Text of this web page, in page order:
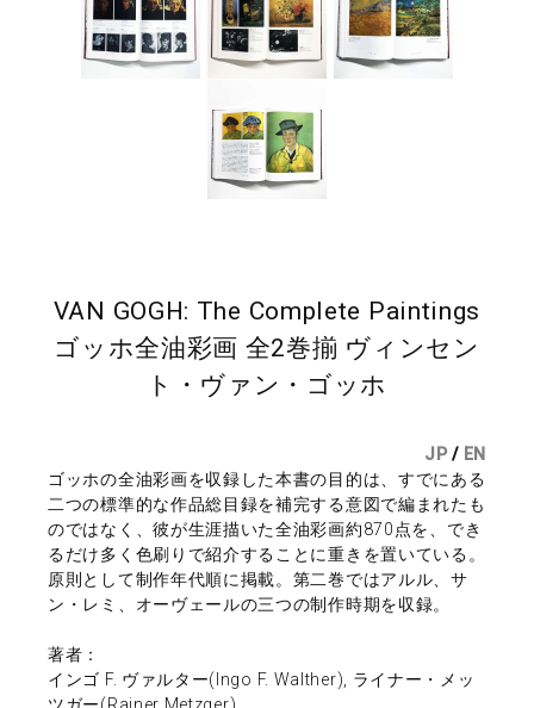
VAN GOGH: The Complete Paintings
ゴッホ全油彩画 全2巻揃 ヴィンセン
ト・ヴァン・ゴッホ
JP / EN
ゴッホの全油彩画を収録した本書の目的は、すでにある
二つの標準的な作品総目録を補完する意図で編まれたも
のではなく、彼が生涯描いた全油彩画約870点を、でき
るだけ多く色刷りで紹介することに重きを置いている。
原則として制作年代順に掲載。第二巻ではアルル、サ
ン・レミ、オーヴェールの三つの制作時期を収録。
著者：
インゴ F. ヴァルター(Ingo F. Walther), ライナー・メッ
ツガー(Rainer Metzger)